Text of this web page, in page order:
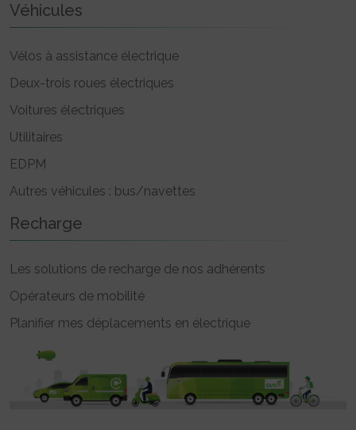
Véhicules
Vélos à assistance électrique
Deux-trois roues électriques
Voitures électriques
Utilitaires
EDPM
Autres véhicules : bus/navettes
Recharge
Les solutions de recharge de nos adhérents
Opérateurs de mobilité
Planifier mes déplacements en électrique